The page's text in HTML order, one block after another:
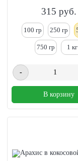
315 руб.
100 гр 250 гр
750 гр 1 кг
-
В корзину